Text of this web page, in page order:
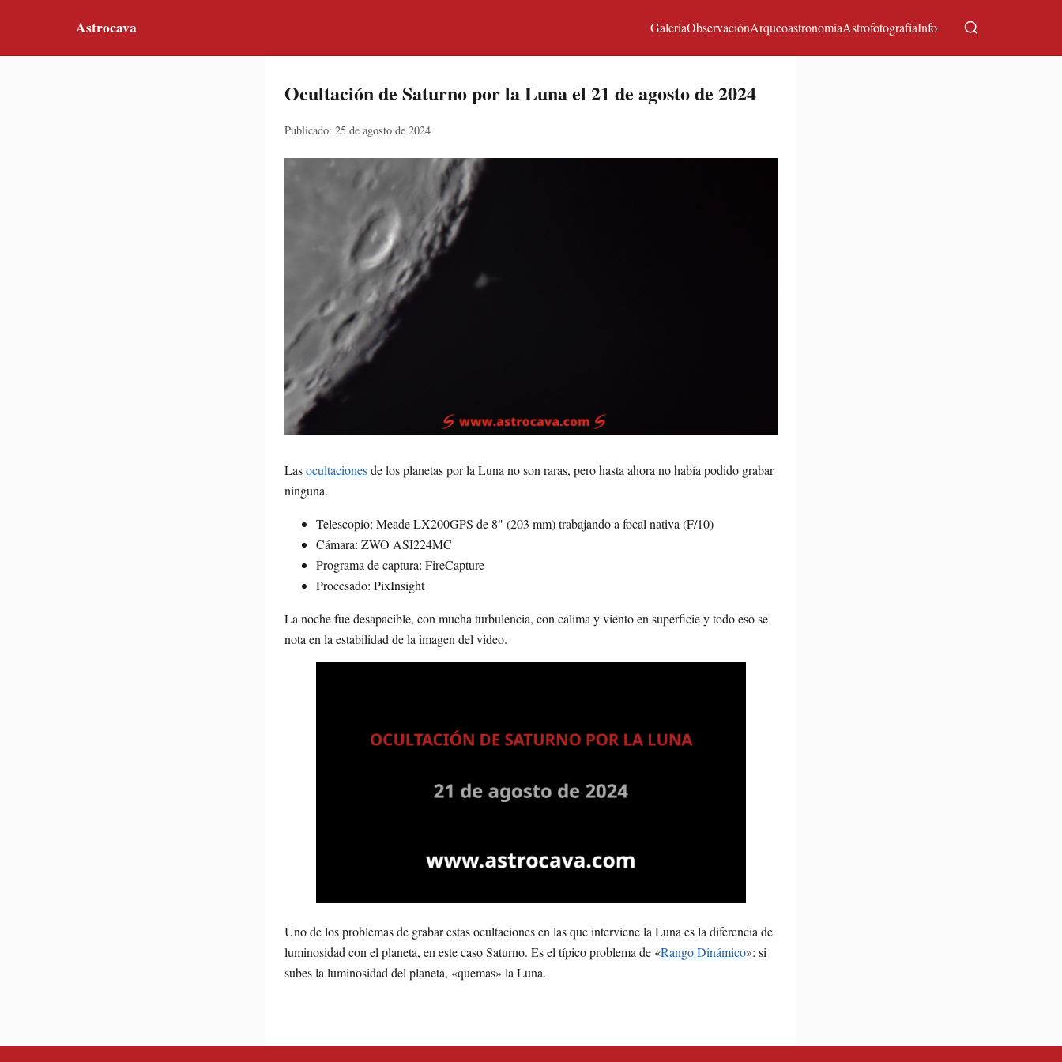
Astrocava GaleríaObservaciónArqueoastronomíaAstrofotografíaInfo
Ocultación de Saturno por la Luna el 21 de agosto de 2024
Publicado: 25 de agosto de 2024
Lasocultacionesde los planetas por la Luna no son raras, pero hasta ahora no había podido grabar
ninguna.
Telescopio: Meade LX200GPS de 8" (203 mm) trabajando a focal nativa (F/10)
Cámara: ZWO ASI224MC
Programa de captura: FireCapture
Procesado: PixInsight
La noche fue desapacible, con mucha turbulencia, con calima y viento en superficie y todo eso se
nota en la estabilidad de la imagen del video.
Uno de los problemas de grabar estas ocultaciones en las que interviene la Luna es la diferencia de
luminosidad con el planeta, en este caso Saturno. Es el típico problema de «Rango Dinámico»: si
subes la luminosidad del planeta, «quemas» la Luna.